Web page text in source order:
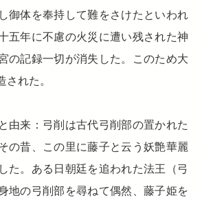
御体を奉持して難をさけたといわれ
五年に不慮の火災に遭い残された神
の記録一切が消失した。このため大
された。
由来：弓削は古代弓削部の置かれた
の昔、この里に藤子と云う妖艶華麗
た。ある日朝廷を追われた法王（弓
地の弓削部を尋ねて偶然、藤子姫を